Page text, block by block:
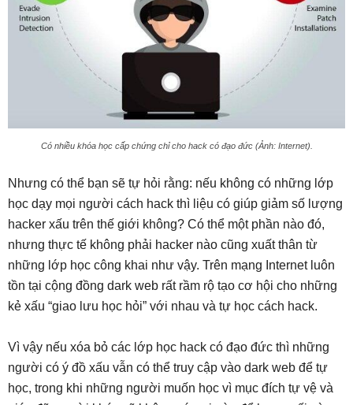
Có nhiều khóa học cấp chứng chỉ cho hack có đạo đức (Ảnh: Internet).
Nhưng có thể bạn sẽ tự hỏi rằng: nếu không có những lớp
học dạy mọi người cách hack thì liệu có giúp giảm số lượng
hacker xấu trên thế giới không? Có thể một phần nào đó,
nhưng thực tế không phải hacker nào cũng xuất thân từ
những lớp học công khai như vậy. Trên mạng Internet luôn
tồn tại cộng đồng dark web rất rầm rộ tạo cơ hội cho những
kẻ xấu “giao lưu học hỏi” với nhau và tự học cách hack.
Vì vậy nếu xóa bỏ các lớp học hack có đạo đức thì những
người có ý đồ xấu vẫn có thể truy cập vào dark web để tự
học, trong khi những người muốn học vì mục đích tự vệ và